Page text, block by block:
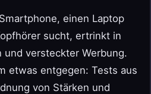
einen Laptop
sucht, ertrinkt in
versteckter Werbung.
etwas entgegen: Tests aus
von Stärken und